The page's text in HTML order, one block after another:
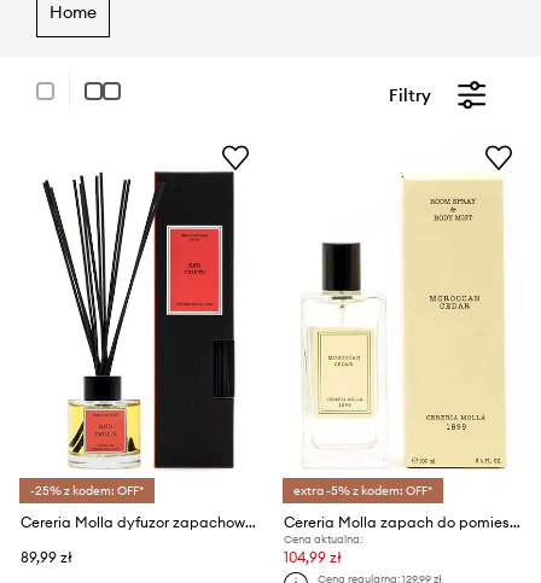
home
Filtry
-25% z kodem: OFF*
Cereria Molla dyfuzor zapachowy Red Fruits 100 ml
89,99 zł
extra -5% z kodem: OFF*
Cereria Molla zapach do pomieszczeń Moroccan Cedar 100 ml
Cena aktualna:
104,99 zł
Cena regularna:129,99 zł